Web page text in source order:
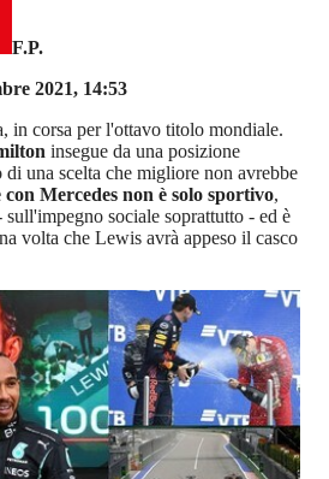
F.P.
2021, 14:53
in corsa per l'ottavo titolo mondiale.
insegue da una posizione
una scelta che migliore non avrebbe
con Mercedes non è solo sportivo,
sociale soprattutto - ed è
volta che Lewis avrà appeso il casco